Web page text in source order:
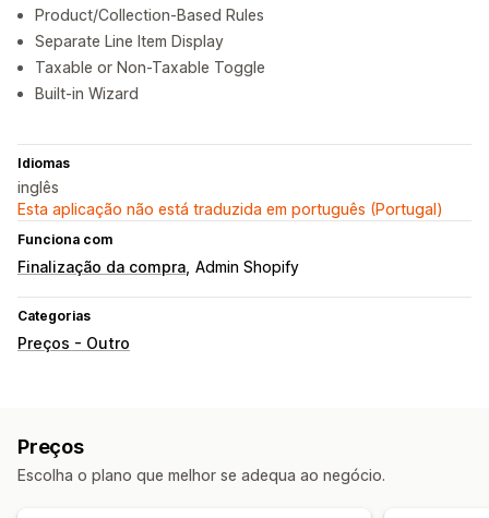
Product/Collection-Based Rules
Separate Line Item Display
Taxable or Non-Taxable Toggle
Built-in Wizard
Idiomas
inglês
Esta aplicação não está traduzida em português (Portugal)
Funciona com
Finalização da compra Admin Shopify
Categorias
Preços - Outro
Preços
Escolha o plano que melhor se adequa ao negócio.